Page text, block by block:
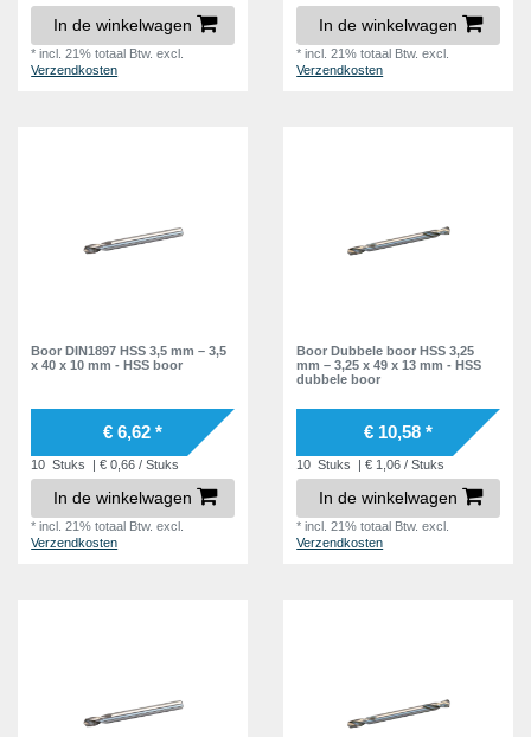
In de winkelwagen
*incl. 21% totaal Btw. excl.
Verzendkosten
In de winkelwagen
*incl. 21% totaal Btw. excl.
Verzendkosten
Boor DIN1897 HSS 3,5 mm – 3,5
x 40 x 10 mm - HSS boor
€ 6,62 *
10 Stuks | € 0,66 / Stuks
In de winkelwagen
*incl. 21% totaal Btw. excl.
Verzendkosten
Boor Dubbele boor HSS 3,25
mm – 3,25 x 49 x 13 mm - HSS
dubbele boor
€ 10,58 *
10 Stuks | € 1,06 / Stuks
In de winkelwagen
*incl. 21% totaal Btw. excl.
Verzendkosten